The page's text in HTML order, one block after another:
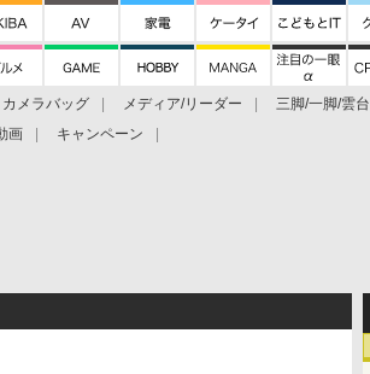
カメラバッグ メディア/リーダー 三脚/一脚/雲台
画 キャンペーン